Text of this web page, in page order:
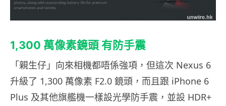
1,300 萬像素鏡頭 有防手震
「親生仔」向來相機都唔係強項，但這次 Nexus 6
升級了 1,300 萬像素 F2.0 鏡頭，而且跟 iPhone 6
Plus 及其他旗艦機一樣設光學防手震，並設 HDR+